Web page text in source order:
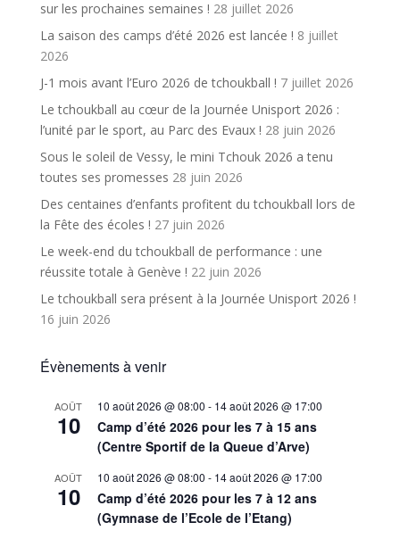
sur les prochaines semaines ! 28 juillet 2026
La saison des camps d’été 2026 est lancée ! 8 juillet
2026
J-1 mois avant l’Euro 2026 de tchoukball ! 7 juillet 2026
Le tchoukball au cœur de la Journée Unisport 2026 :
l’unité par le sport, au Parc des Evaux ! 28 juin 2026
Sous le soleil de Vessy, le mini Tchouk 2026 a tenu
toutes ses promesses 28 juin 2026
Des centaines d’enfants profitent du tchoukball lors de
la Fête des écoles ! 27 juin 2026
Le week-end du tchoukball de performance : une
réussite totale à Genève ! 22 juin 2026
Le tchoukball sera présent à la Journée Unisport 2026 !
16 juin 2026
Évènements à venir
AOÛT
10
10 août 2026 @ 08:00 - 14 août 2026 @ 17:00
Camp d’été 2026 pour les 7 à 15 ans
(Centre Sportif de la Queue d’Arve)
AOÛT
10
10 août 2026 @ 08:00 - 14 août 2026 @ 17:00
Camp d’été 2026 pour les 7 à 12 ans
(Gymnase de l’Ecole de l’Etang)